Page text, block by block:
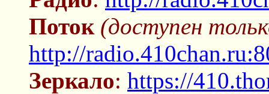
Поток (доступен
http://
Зеркало: https://